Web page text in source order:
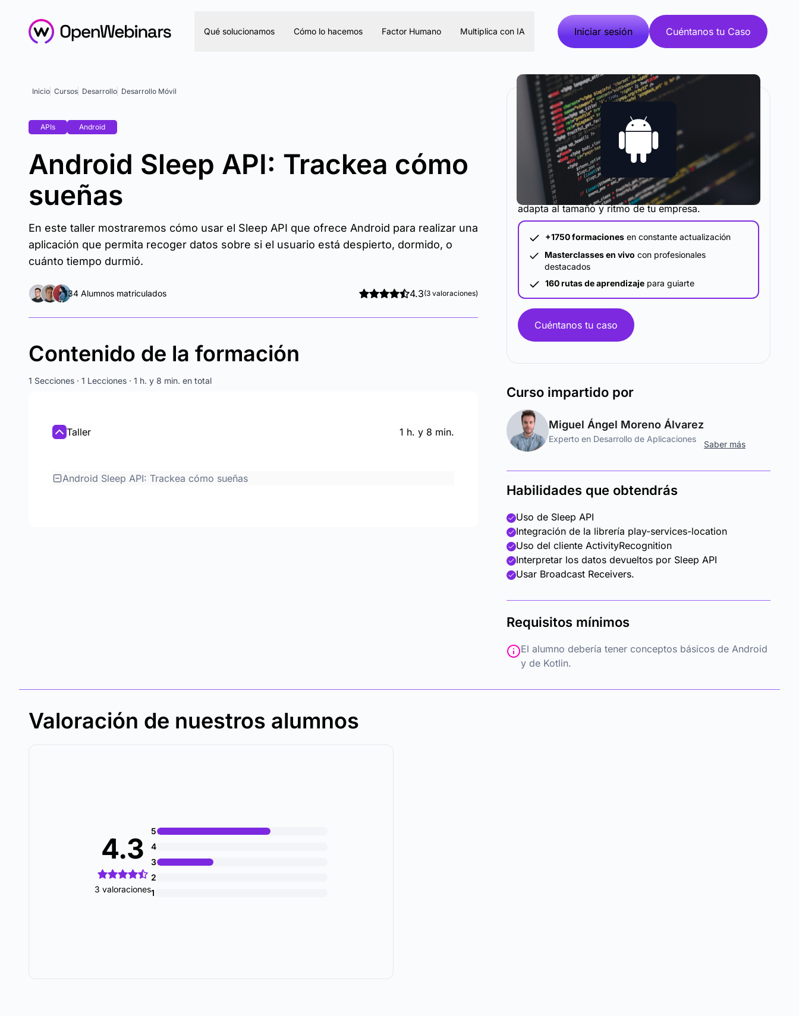
Qué solucionamos Cómo lo hacemos Factor Humano Multiplica con IA Iniciar sesión Cuéntanos tu Caso
Inicio Cursos Desarrollo Desarrollo Móvil
APIs Android
Android Sleep API: Trackea cómo
sueñas
En este taller mostraremos cómo usar el Sleep API que ofrece Android para realizar una
aplicación que permita recoger datos sobre si el usuario está despierto, dormido, o
cuánto tiempo durmió.
134 Alumnos matriculados 4.3(3 valoraciones)
La metodología y plataforma de formación que se
adapta al tamaño y ritmo de tu empresa.
+1750 formaciones en constante actualización
Masterclasses en vivo con profesionales
destacados
160 rutas de aprendizaje para guiarte
Cuéntanos tu caso
Curso impartido por
Miguel Ángel Moreno Álvarez
Experto en Desarrollo de Aplicaciones
Saber más
Contenido de la formación
1 Secciones · 1 Lecciones · 1 h. y 8 min. en total
Taller 1 h. y 8 min.
Android Sleep API: Trackea cómo sueñas
Habilidades que obtendrás
Uso de Sleep API
Integración de la librería play-services-location
Uso del cliente ActivityRecognition
Interpretar los datos devueltos por Sleep API
Usar Broadcast Receivers.
Requisitos mínimos
El alumno debería tener conceptos básicos de Android
y de Kotlin.
Valoración de nuestros alumnos
4.3
3 valoraciones
5
4
3
2
1